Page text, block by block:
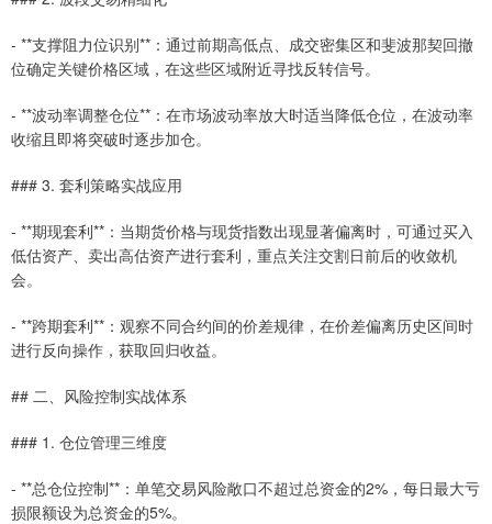
- **支撑阻力位识别**：通过前期高低点、成交密集区和斐波那契回撤
位确定关键价格区域，在这些区域附近寻找反转信号。
- **波动率调整仓位**：在市场波动率放大时适当降低仓位，在波动率
收缩且即将突破时逐步加仓。
### 3. 套利策略实战应用
- **期现套利**：当期货价格与现货指数出现显著偏离时，可通过买入
低估资产、卖出高估资产进行套利，重点关注交割日前后的收敛机
会。
- **跨期套利**：观察不同合约间的价差规律，在价差偏离历史区间时
进行反向操作，获取回归收益。
## 二、风险控制实战体系
### 1. 仓位管理三维度
- **总仓位控制**：单笔交易风险敞口不超过总资金的2%，每日最大亏
损限额设为总资金的5%。